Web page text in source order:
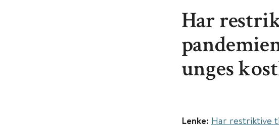
Har
unges
Lenke: Har restriktive